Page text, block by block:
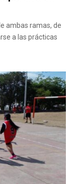
ambas ramas, de
a las prácticas